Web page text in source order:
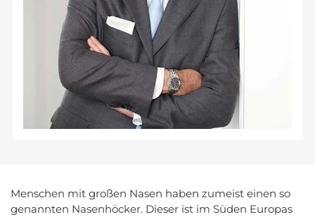
Menschen mit großen Nasen haben zumeist einen so
genannten Nasenhöcker. Dieser ist im Süden Europas